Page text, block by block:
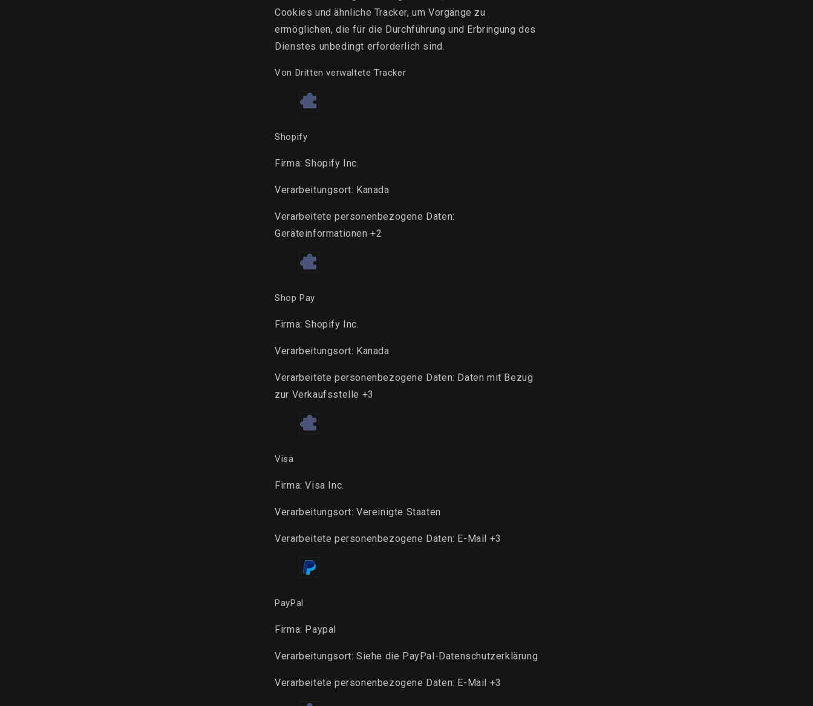
Cookies und ähnliche Tracker, um Vorgänge zu
ermöglichen, die für die Durchführung und Erbringung des
Dienstes unbedingt erforderlich sind.
Von Dritten verwaltete Tracker
Shopify
Firma:Shopify Inc.
Verarbeitungsort: Kanada
Verarbeitete personenbezogene Daten:
Geräteinformationen +2
Shop Pay
Firma:Shopify Inc.
Verarbeitungsort: Kanada
Verarbeitete personenbezogene Daten: Daten mit Bezug
zur Verkaufsstelle +3
Visa
Firma:Visa Inc.
Verarbeitungsort:Vereinigte Staaten
Verarbeitete personenbezogene Daten: E-Mail +3
PayPal
Firma: Paypal
Verarbeitungsort:Siehe die PayPal-Datenschutzerklärung
Verarbeitete personenbezogene Daten: E-Mail +3